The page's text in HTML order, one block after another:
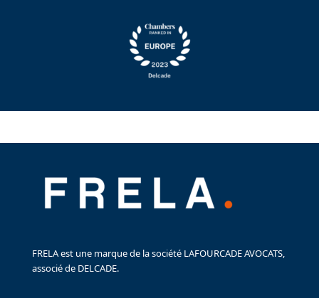
FRELA est une marque de la société LAFOURCADE AVOCATS,
associé de DELCADE.